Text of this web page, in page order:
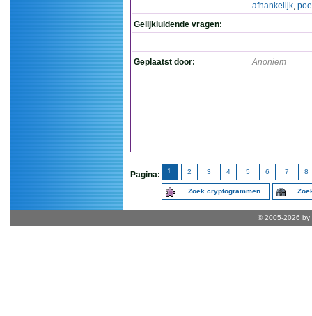
afhankelijk,
Gelijkluidende vragen:
Geplaatst door: Anoniem
Pagina: 1 2 3 4 5 6 7 8
Zoek cryptogrammen
© 2005-2026 by